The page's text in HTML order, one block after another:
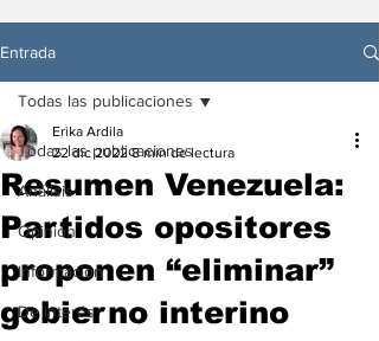
Entrada
Todas las publicaciones
Análisis
Opinión
Información
De interés
Todas las publicaciones
Resumen Venezuela:
Partidos opositores
proponen “eliminar”
gobierno interino
Erika Ardila
22 dic 2022 8 min de lectura